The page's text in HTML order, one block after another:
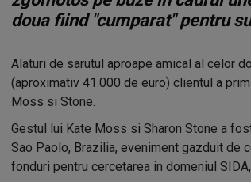
doua fiind "cumparat" pentru
Alaturi de sarutul aproape amical al celor
(aproximativ 41.000 de euro) clientul a
Moss si Stone.
Gestul lui Kate Moss si Sharon Stone a
Sao Paolo, Brazilia, eveniment gazduit de
fonduri pentru cercetarea in domeniul